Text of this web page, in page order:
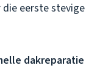
die eerste stevige
dakreparatie